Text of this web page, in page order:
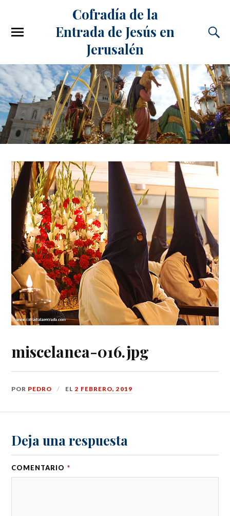
Cofradía de la
Entrada de Jesús en
Jerusalén
miscelanea-016.jpg
POR PEDRO EL2 FEBRERO, 2019
Deja una respuesta
COMENTARIO *